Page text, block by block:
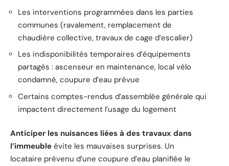
Les interventions programmées dans les parties
communes (ravalement, remplacement de
chaudière collective, travaux de cage d’escalier)
Les indisponibilités temporaires d’équipements
partagés : ascenseur en maintenance, local vélo
condamné, coupure d’eau prévue
Certains comptes-rendus d’assemblée générale qui
impactent directement l’usage du logement
Anticiper les nuisances liées à des travaux dans
l’immeuble évite les mauvaises surprises. Un
locataire prévenu d’une coupure d’eau planifiée le